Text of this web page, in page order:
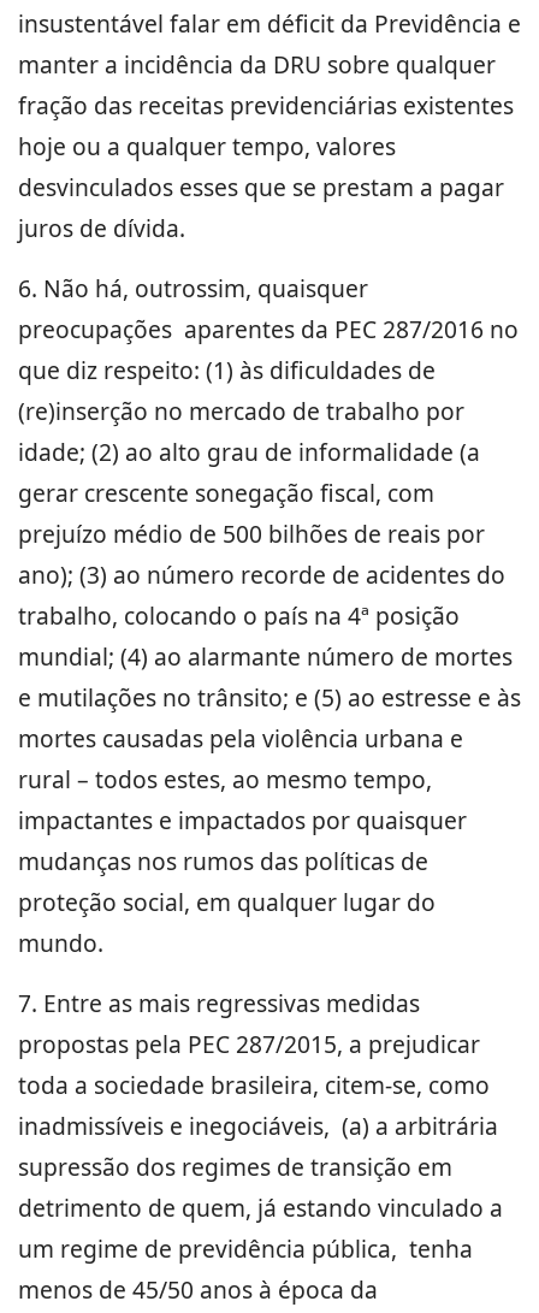
insustentável falar em déficit da Previdência e
manter a incidência da DRU sobre qualquer
fração das receitas previdenciárias existentes
hoje ou a qualquer tempo, valores
desvinculados esses que se prestam a pagar
juros de dívida.
6. Não há, outrossim, quaisquer
preocupações aparentes da PEC 287/2016 no
que diz respeito: (1) às dificuldades de
(re)inserção no mercado de trabalho por
idade; (2) ao alto grau de informalidade (a
gerar crescente sonegação fiscal, com
prejuízo médio de 500 bilhões de reais por
ano); (3) ao número recorde de acidentes do
trabalho, colocando o país na 4ª posição
mundial; (4) ao alarmante número de mortes
e mutilações no trânsito; e (5) ao estresse e às
mortes causadas pela violência urbana e
rural – todos estes, ao mesmo tempo,
impactantes e impactados por quaisquer
mudanças nos rumos das políticas de
proteção social, em qualquer lugar do
mundo.
7. Entre as mais regressivas medidas
propostas pela PEC 287/2015, a prejudicar
toda a sociedade brasileira, citem-se, como
inadmissíveis e inegociáveis, (a) a arbitrária
supressão dos regimes de transição em
detrimento de quem, já estando vinculado a
um regime de previdência pública, tenha
menos de 45/50 anos à época da